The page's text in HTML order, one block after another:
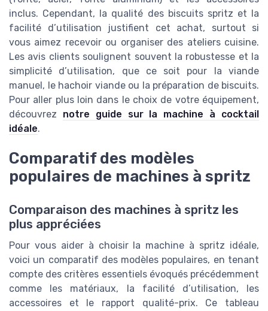
inclus. Cependant, la qualité des biscuits spritz et la
facilité d’utilisation justifient cet achat, surtout si
vous aimez recevoir ou organiser des ateliers cuisine.
Les avis clients soulignent souvent la robustesse et la
simplicité d’utilisation, que ce soit pour la viande
manuel, le hachoir viande ou la préparation de biscuits.
Pour aller plus loin dans le choix de votre équipement,
découvrez notre guide sur la machine à cocktail
idéale.
Comparatif des modèles
populaires de machines à spritz
Comparaison des machines à spritz les
plus appréciées
Pour vous aider à choisir la machine à spritz idéale,
voici un comparatif des modèles populaires, en tenant
compte des critères essentiels évoqués précédemment
comme les matériaux, la facilité d’utilisation, les
accessoires et le rapport qualité-prix. Ce tableau